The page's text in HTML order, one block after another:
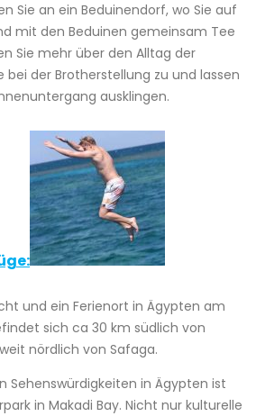
Sie an ein Beduinendorf, wo Sie auf
mit den Beduinen gemeinsam Tee
Sie mehr über den Alltag der
bei der Brotherstellung zu und lassen
ausklingen.
und ein Ferienort in Ägypten am
sich ca 30 km südlich von
nördlich von Safaga.
Sehenswürdigkeiten in Ägypten ist
in Makadi Bay. Nicht nur kulturelle